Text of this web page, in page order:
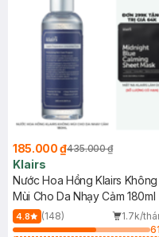
2026-06-19 0
Phạm văn tháp
Áo Polo Nam Synctives
hiện đã có tại Hasaki
2026-06-19
Hasaki
Dạ chào bạn, để Hasaki
mình vui lòng cung cấp
muốn đổi giúp Hasaki
chat này, liên hệ hotline
Hasaki gần nhất để
sách nha
2026-06-19Thích0
185.000 ₫435.000 ₫
Klairs
Nước Hoa Hồng Klairs Không
Mùi Cho Da Nhạy Cảm 180ml
4.8 (148)
1.7k/
61